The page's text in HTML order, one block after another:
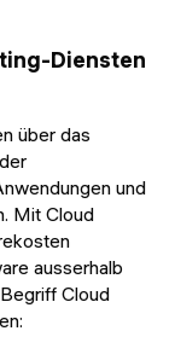
Diensten
über das
und
Mit Cloud
ausserhalb
Cloud